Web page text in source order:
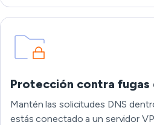
Protección contra fugas
Mantén las solicitudes DNS
estás conectado a un servidor